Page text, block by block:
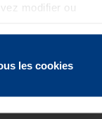
modifier ou
les cookies